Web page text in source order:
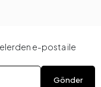
e-posta ile
Gönder